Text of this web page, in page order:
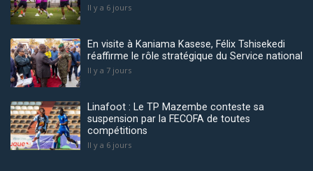
Il y a 6 jours
En visite à Kaniama Kasese, Félix Tshisekedi
réaffirme le rôle stratégique du Service national
Il y a 7 jours
Linafoot : Le TP Mazembe conteste sa
suspension par la FECOFA de toutes
compétitions
Il y a 6 jours